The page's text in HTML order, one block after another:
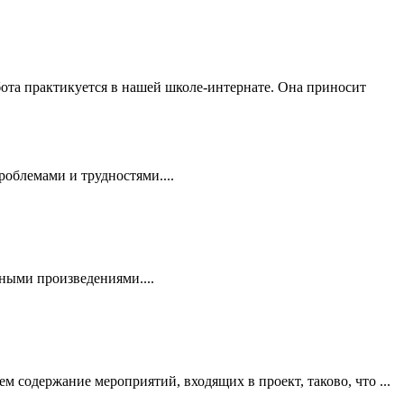
практикуется в нашей школе-интернате. Она приносит
и трудностями....
произведениями....
содержание мероприятий, входящих в проект, таково, что ...